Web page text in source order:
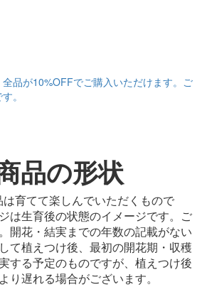
全品が10%OFFでご購入いただけます。ご
。
品の形状
育てて楽しんでいただくもので
は生育後の状態のイメージです。ご
開花・結実までの年数の記載がない
て植えつけ後、最初の開花期・収穫
する予定のものですが、植えつけ後
り遅れる場合がございます。